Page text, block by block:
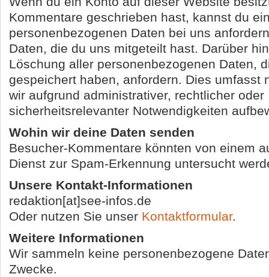
Kommentare geschrieben hast, kannst du
personenbezogenen Daten bei uns
Daten, die du uns mitgeteilt hast. Darüber
Löschung aller personenbezogenen Daten,
gespeichert haben, anfordern. Dies umfasst
wir aufgrund administrativer, rechtlicher oder
sicherheitsrelevanter Notwendigkeiten
Wohin wir deine Daten senden
Besucher-Kommentare könnten von einem
Dienst zur Spam-Erkennung untersucht
Unsere Kontakt-Informationen
redaktion[at]see-infos.de
Oder nutzen Sie unser Kontaktformular.
Weitere Informationen
Wir sammeln keine personenbezogene
Zwecke.